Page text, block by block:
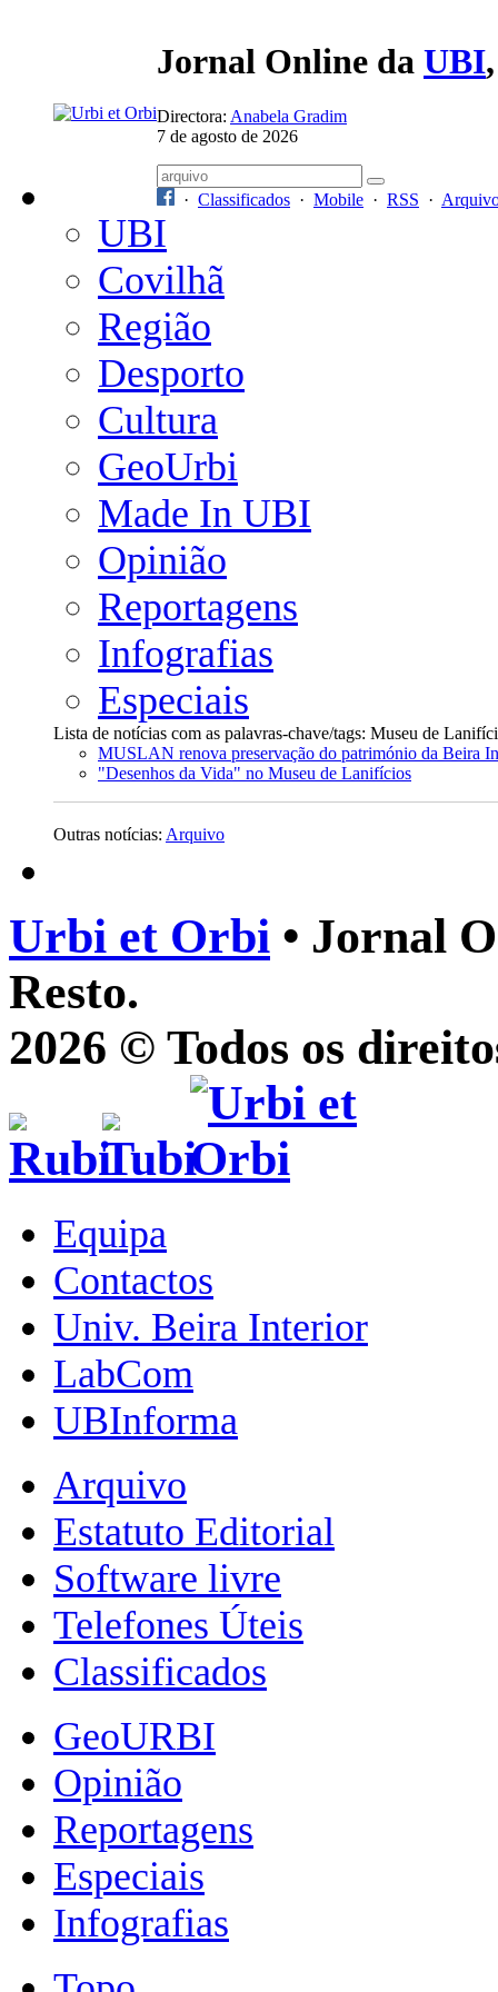
Jornal Online da UBI
Directora: Anabela Gradim
7 de agosto de 2026
· Classificados · Mobile · RSS ·
UBI
Covilhã
Região
Desporto
Cultura
GeoUrbi
Made In UBI
Opinião
Reportagens
Infografias
Especiais
Lista de notícias com as palavras-chave/tags: Museu de
MUSLAN renova preservação do património da Beira
"Desenhos da Vida" no Museu de Lanifícios
Outras notícias: Arquivo
Urbi et Orbi • Jornal
Resto.
2026 © Todos os
Equipa
Contactos
Univ. Beira Interior
LabCom
UBInforma
Arquivo
Estatuto Editorial
Software livre
Telefones Úteis
Classificados
GeoURBI
Opinião
Reportagens
Especiais
Infografias